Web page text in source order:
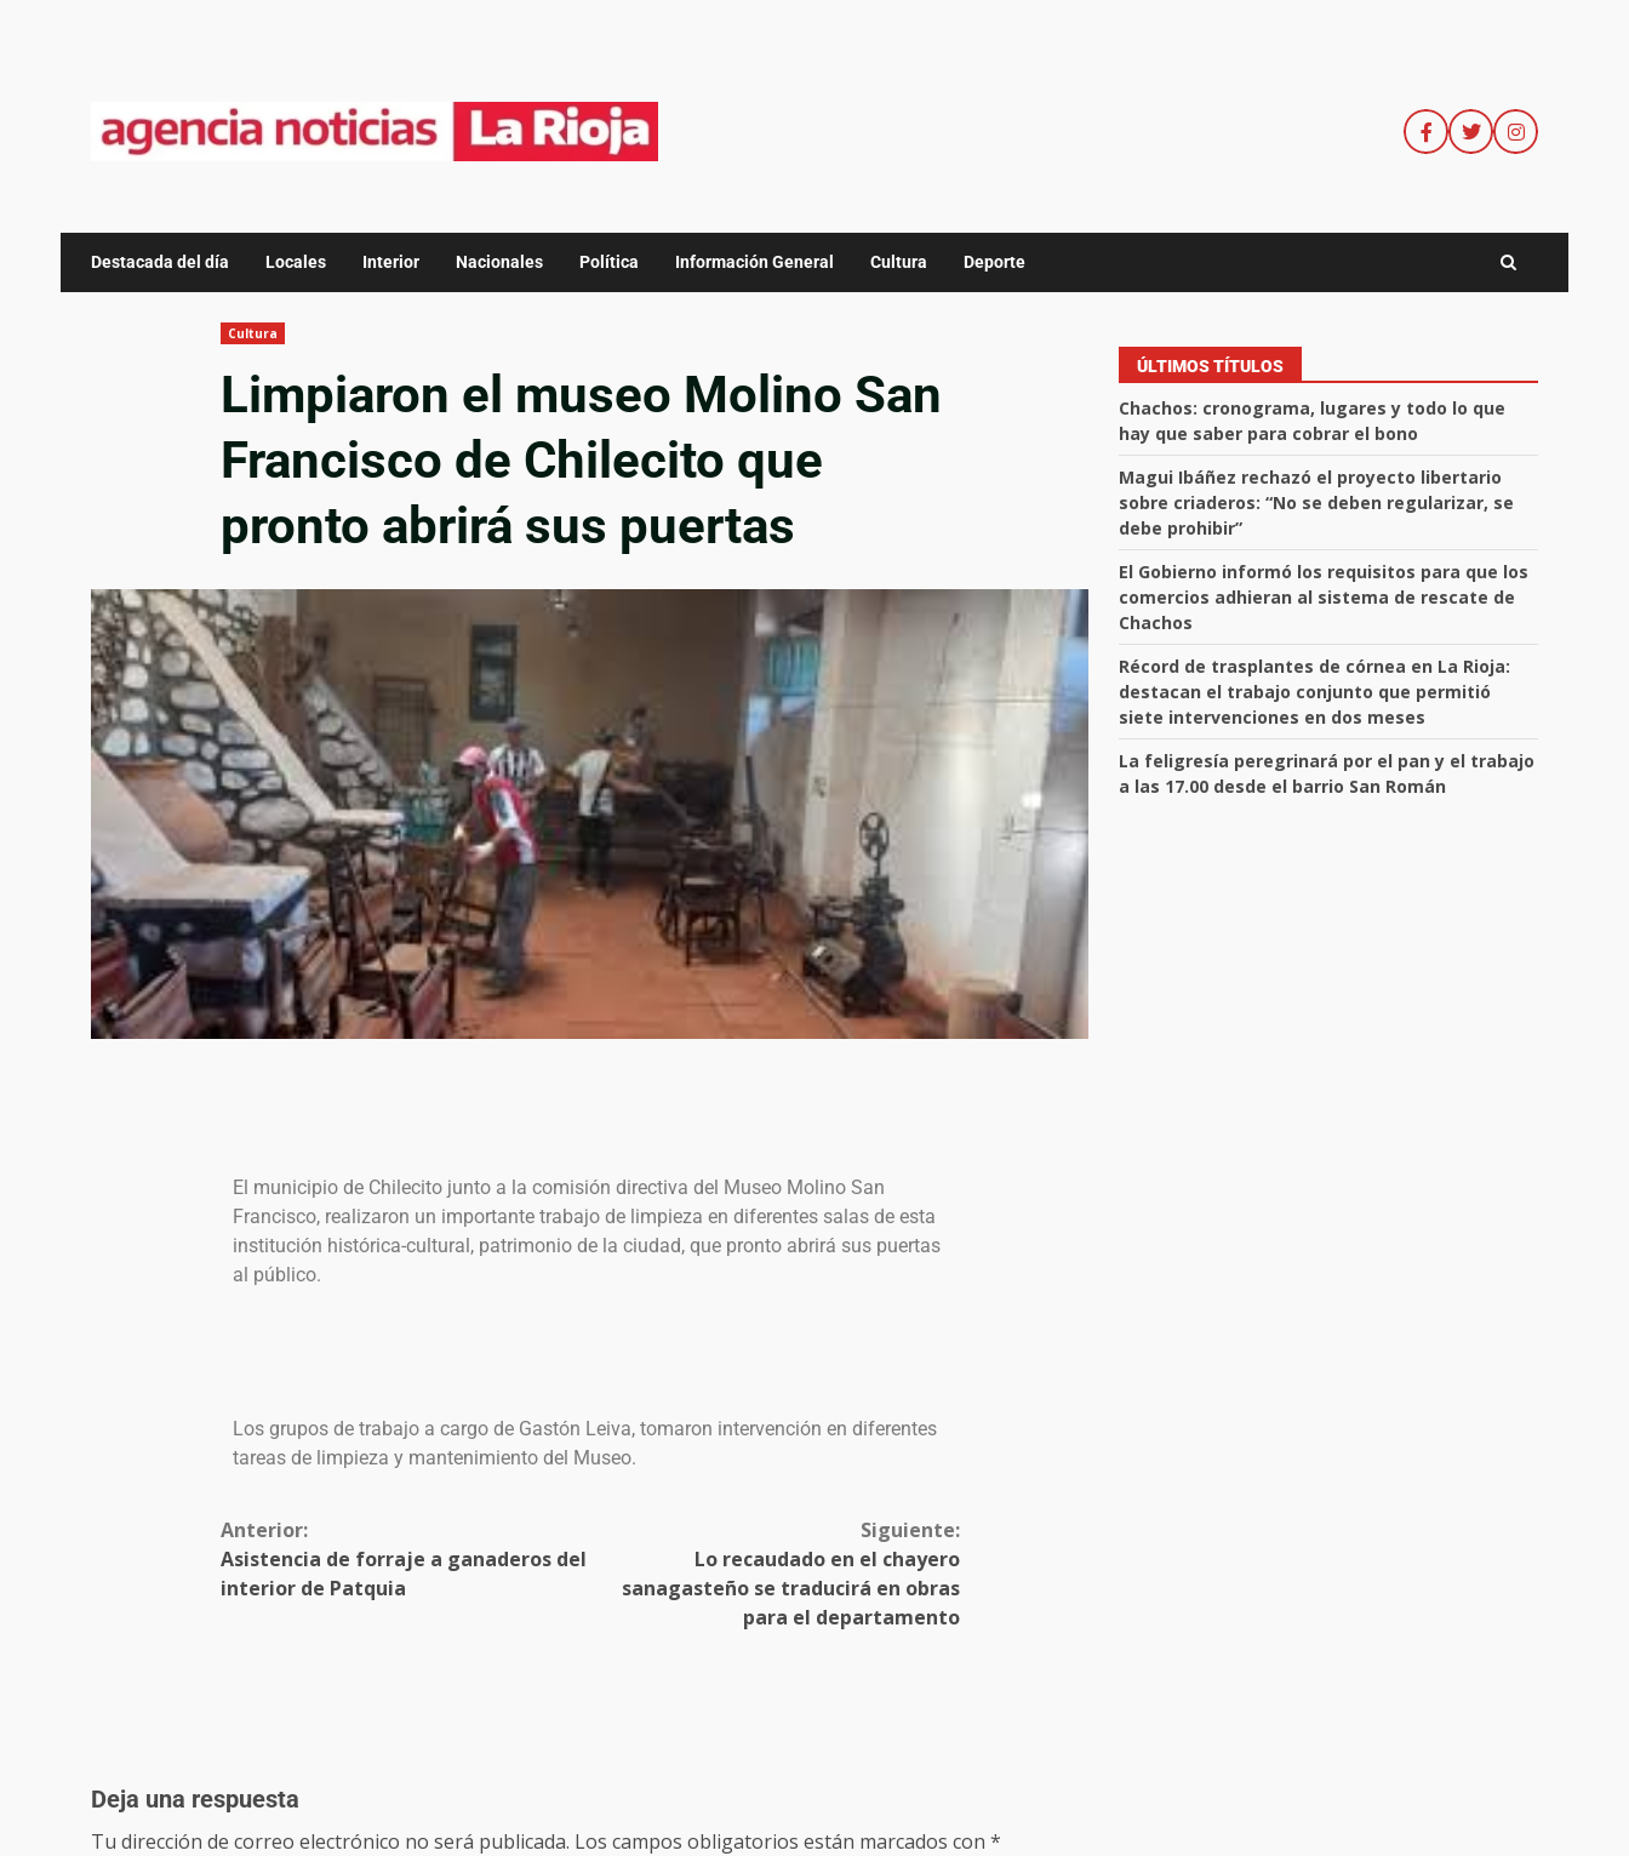
Destacada del día Locales Interior Nacionales Política Información General Cultura Deporte
Cultura
Limpiaron el museo Molino San
Francisco de Chilecito que
pronto abrirá sus puertas
El municipio de Chilecito junto a la comisión directiva del Museo Molino San
Francisco, realizaron un importante trabajo de limpieza en diferentes salas de esta
institución histórica-cultural, patrimonio de la ciudad, que pronto abrirá sus puertas
al público.
Los grupos de trabajo a cargo de Gastón Leiva, tomaron intervención en diferentes
tareas de limpieza y mantenimiento del Museo.
Anterior:
Asistencia de forraje a ganaderos del
interior de Patquia
Siguiente:
Lo recaudado en el chayero
sanagasteño se traducirá en obras
para el departamento
Deja una respuesta
Tu dirección de correo electrónico no será publicada. Los campos obligatorios están marcados con *
ÚLTIMOS TÍTULOS
Chachos: cronograma, lugares y todo lo que
hay que saber para cobrar el bono
Magui Ibáñez rechazó el proyecto libertario
sobre criaderos: “No se deben regularizar, se
debe prohibir”
El Gobierno informó los requisitos para que los
comercios adhieran al sistema de rescate de
Chachos
Récord de trasplantes de córnea en La Rioja:
destacan el trabajo conjunto que permitió
siete intervenciones en dos meses
La feligresía peregrinará por el pan y el trabajo
a las 17.00 desde el barrio San Román